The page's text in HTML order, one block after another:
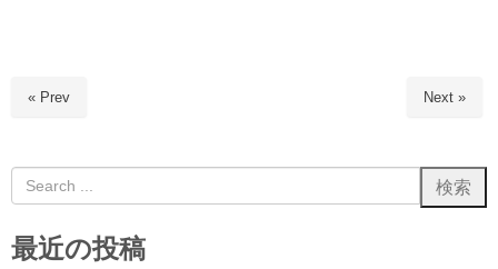
« Prev Next »
最近の投稿